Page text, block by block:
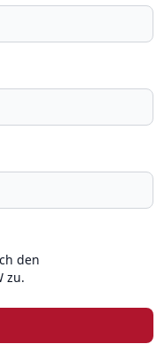
den
zu.